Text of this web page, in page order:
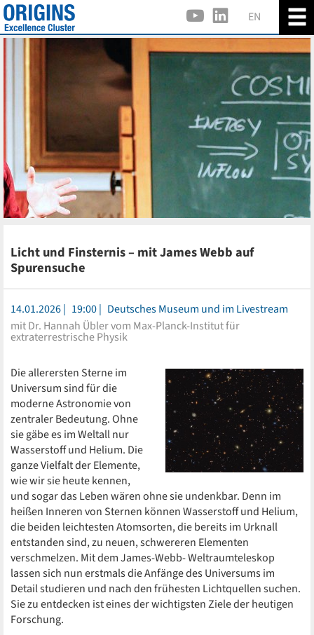
EN
Licht und Finsternis – mit James Webb auf
Spurensuche
14.01.2026 19:00
Deutsches Museum und im Livestream
mit Dr. Hannah Übler vom Max-Planck-Institut für
extraterrestrische Physik
Die allerersten Sterne im
Universum sind für die
moderne Astronomie von
zentraler Bedeutung. Ohne
sie gäbe es im Weltall nur
Wasserstoff und Helium. Die
ganze Vielfalt der Elemente,
wie wir sie heute kennen,
und sogar das Leben wären ohne sie undenkbar. Denn im
heißen Inneren von Sternen können Wasserstoff und Helium,
die beiden leichtesten Atomsorten, die bereits im Urknall
entstanden sind, zu neuen, schwereren Elementen
verschmelzen. Mit dem James-Webb- Weltraumteleskop
lassen sich nun erstmals die Anfänge des Universums im
Detail studieren und nach den frühesten Lichtquellen suchen.
Sie zu entdecken ist eines der wichtigsten Ziele der heutigen
Forschung.